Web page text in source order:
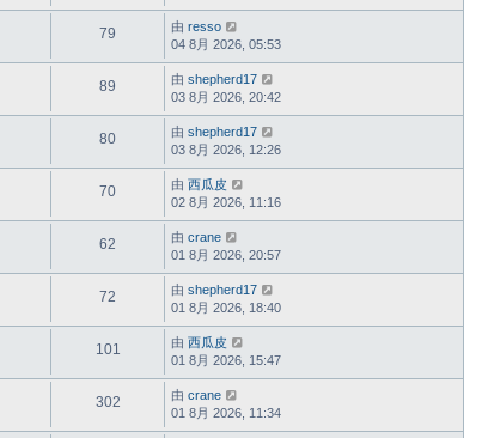
79 由 resso
04 8月 2026, 05:53
89 由 shepherd17
03 8月 2026, 20:42
80 由 shepherd17
03 8月 2026, 12:26
70 由 西瓜皮
02 8月 2026, 11:16
62 由 crane
01 8月 2026, 20:57
72 由 shepherd17
01 8月 2026, 18:40
101 由 西瓜皮
01 8月 2026, 15:47
302 由 crane
01 8月 2026, 11:34